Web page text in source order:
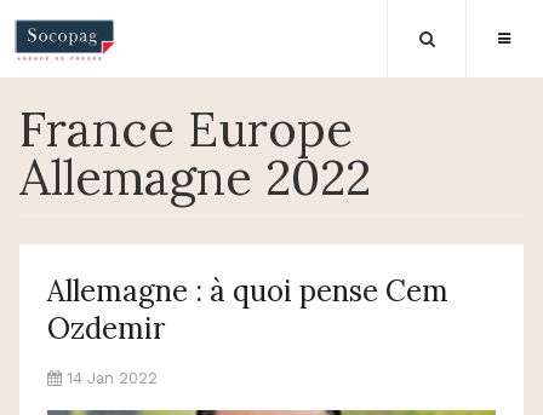
France Europe
Allemagne 2022
Allemagne : à quoi pense Cem
Ozdemir
14 Jan 2022